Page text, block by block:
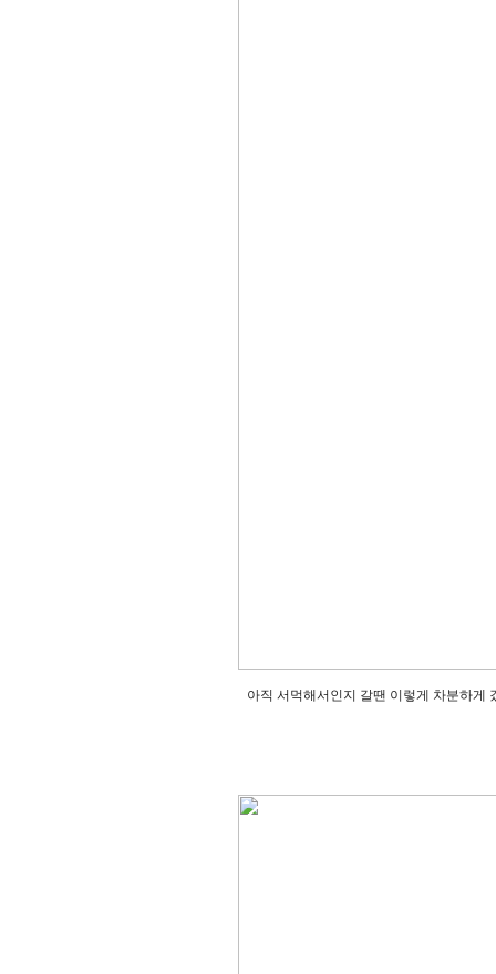
아직 서먹해서인지 갈땐 이렇게 차분하게